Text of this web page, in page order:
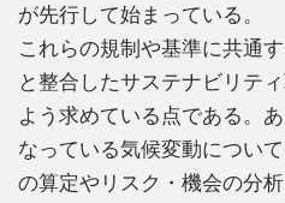
が先行して始まっている。
これらの規制や基準に共通
と整合したサステナビリテ
よう求めている点である。
なっている気候変動につい
の算定やリスク・機会の分